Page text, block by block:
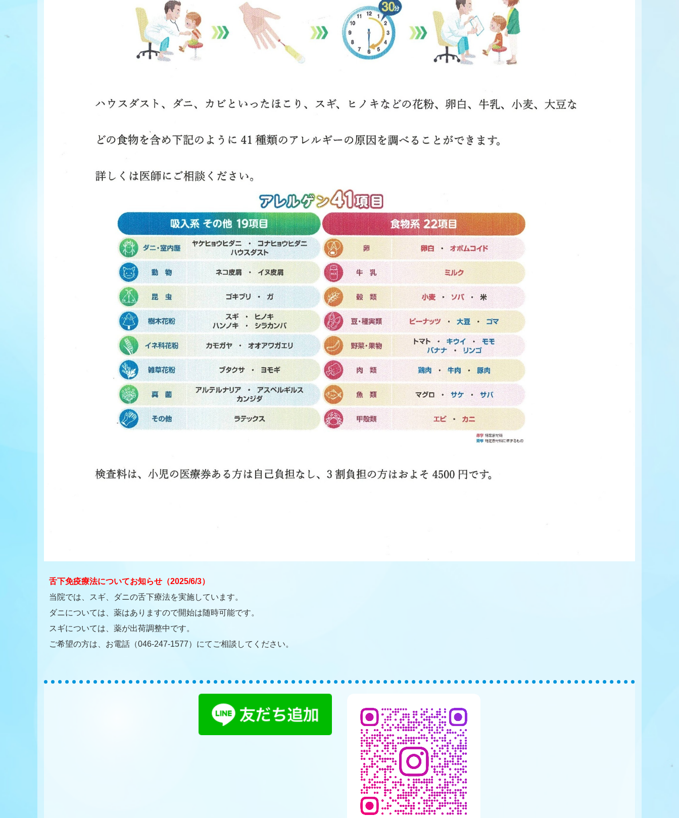
舌下免疫療法についてお知らせ（2025/6/3）
当院では、スギ、ダニの舌下療法を実施しています。
ダニについては、薬はありますので開始は随時可能です。
スギについては、薬が出荷調整中です。
ご希望の方は、お電話（046-247-1577）にてご相談してください。